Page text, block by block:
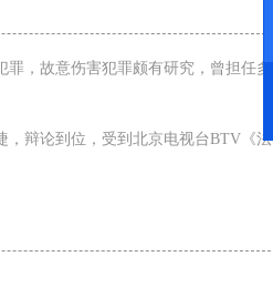
，故意伤害犯罪颇有研究，曾担任多
，辩论到位，受到北京电视台BTV《法